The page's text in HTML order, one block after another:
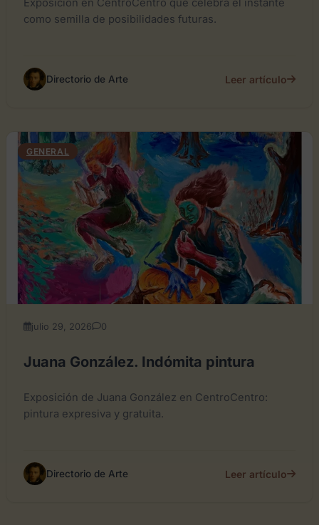
Exposición en CentroCentro que celebra el instante
como semilla de posibilidades futuras.
Directorio de Arte Leer artículo
GENERAL
julio 29, 2026 0
Juana González. Indómita pintura
Exposición de Juana González en CentroCentro:
pintura expresiva y gratuita.
Directorio de Arte Leer artículo